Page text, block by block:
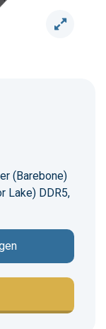
(Barebone)
Lake) DDR5,